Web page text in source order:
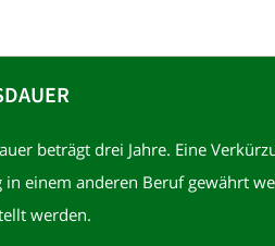
beträgt drei Jahre. Eine
in einem anderen Beruf gewährt
werden.